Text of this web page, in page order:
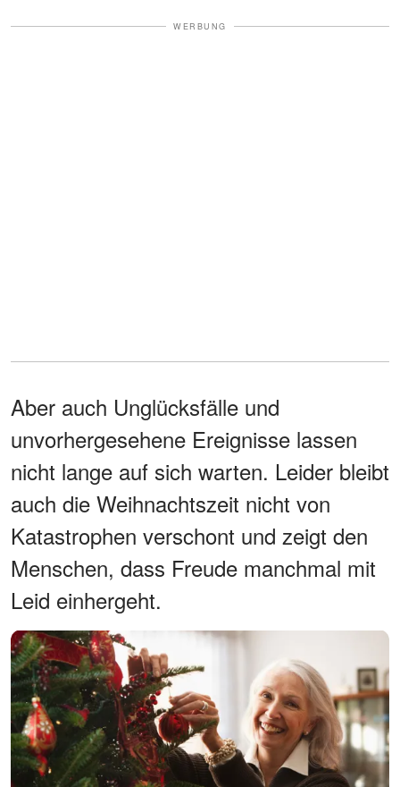
WERBUNG
Aber auch Unglücksfälle und
unvorhergesehene Ereignisse lassen
nicht lange auf sich warten. Leider bleibt
auch die Weihnachtszeit nicht von
Katastrophen verschont und zeigt den
Menschen, dass Freude manchmal mit
Leid einhergeht.